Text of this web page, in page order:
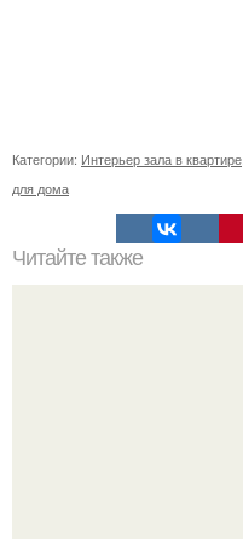
Категории: Интерьер зала в квартире
для дома
Читайте также